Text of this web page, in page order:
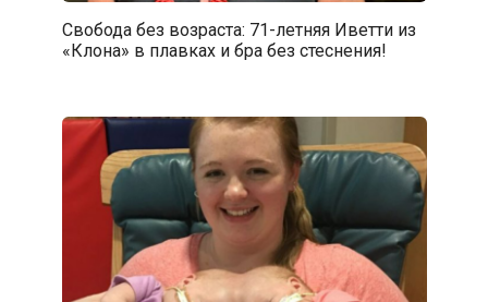
Свобода без возраста: 71-летняя Иветти из
«Клона» в плавках и бра без стеснения!